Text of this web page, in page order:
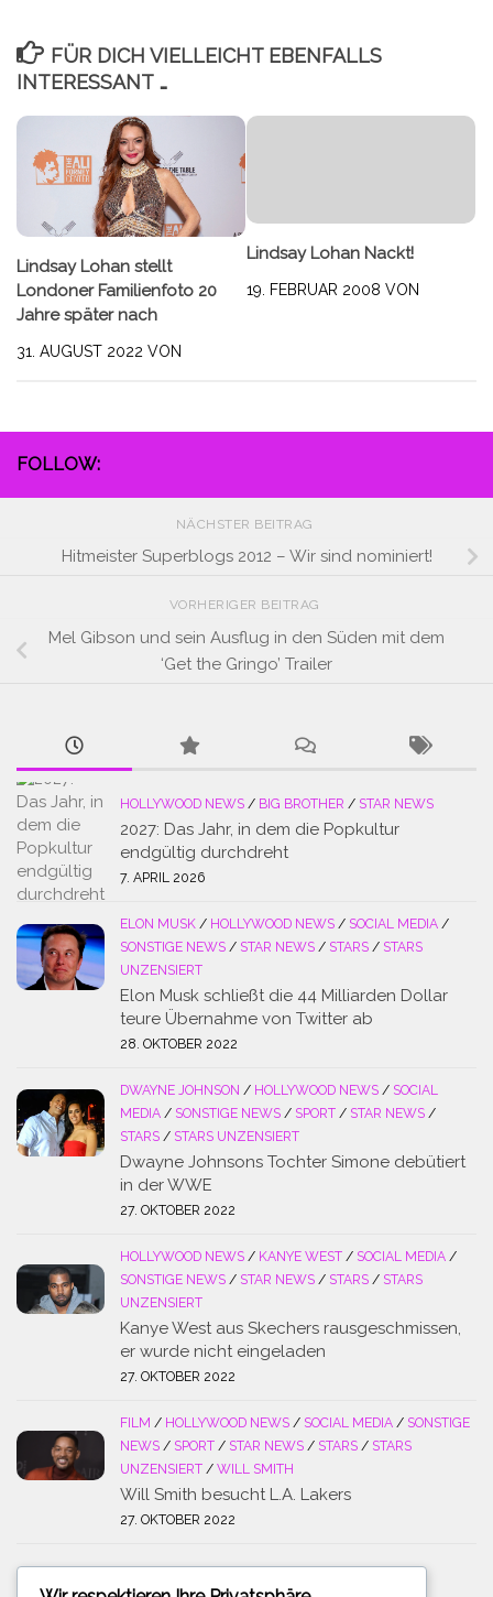
FÜR DICH VIELLEICHT EBENFALLS
INTERESSANT …
Lindsay Lohan stellt
Londoner Familienfoto 20
Jahre später nach
31. AUGUST 2022 VON
Lindsay Lohan Nackt!
19. FEBRUAR 2008 VON
FOLLOW:
NÄCHSTER BEITRAG
Hitmeister Superblogs 2012 – Wir sind nominiert!
VORHERIGER BEITRAG
Mel Gibson und sein Ausflug in den Süden mit dem
‘Get the Gringo’ Trailer
HOLLYWOOD NEWS / BIG BROTHER / STAR NEWS
2027: Das Jahr, in dem die Popkultur
endgültig durchdreht
7. APRIL 2026
ELON MUSK / HOLLYWOOD NEWS / SOCIAL MEDIA /
SONSTIGE NEWS / STAR NEWS / STARS / STARS
UNZENSIERT
Elon Musk schließt die 44 Milliarden Dollar
teure Übernahme von Twitter ab
28. OKTOBER 2022
DWAYNE JOHNSON / HOLLYWOOD NEWS / SOCIAL
MEDIA / SONSTIGE NEWS / SPORT / STAR NEWS /
STARS / STARS UNZENSIERT
Dwayne Johnsons Tochter Simone debütiert
in der WWE
27. OKTOBER 2022
HOLLYWOOD NEWS / KANYE WEST / SOCIAL MEDIA /
SONSTIGE NEWS / STAR NEWS / STARS / STARS
UNZENSIERT
Kanye West aus Skechers rausgeschmissen,
er wurde nicht eingeladen
27. OKTOBER 2022
FILM / HOLLYWOOD NEWS / SOCIAL MEDIA / SONSTIGE
NEWS / SPORT / STAR NEWS / STARS / STARS
UNZENSIERT / WILL SMITH
Will Smith besucht L.A. Lakers
27. OKTOBER 2022